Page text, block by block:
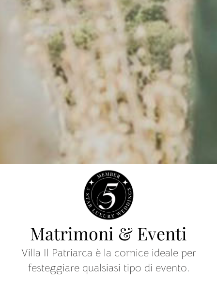
Matrimoni & Eventi
Villa Il Patriarca è la cornice ideale per
festeggiare qualsiasi tipo di evento.